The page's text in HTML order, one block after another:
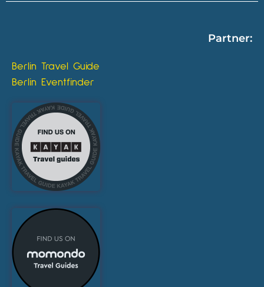
Partner:
Berlin Travel Guide
Berlin Eventfinder